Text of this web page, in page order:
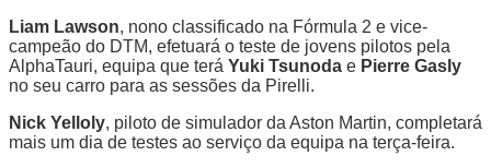
Liam Lawson, nono classificado na Fórmula 2 e vice-
campeão do DTM, efetuará o teste de jovens pilotos pela
AlphaTauri, equipa que terá Yuki Tsunoda e Pierre Gasly
no seu carro para as sessões da Pirelli.
Nick Yelloly, piloto de simulador da Aston Martin, completará
mais um dia de testes ao serviço da equipa na terça-feira.